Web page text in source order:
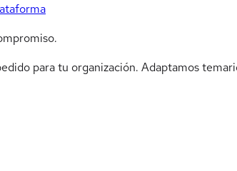
para tu organización. Adaptamos